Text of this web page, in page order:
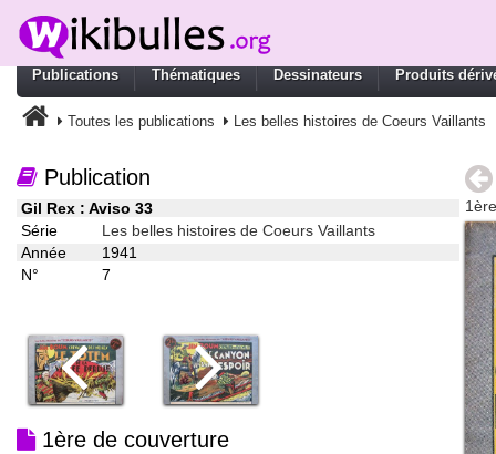
Publications Thématiques Dessinateurs Produits
Toutes les publications Les belles histoires de Coeurs Vaillants
Publication
Gil Rex : Aviso 33
Série
Les belles histoires de Coeurs Vaillants
Année
1941
N°
7
1ère de couverture